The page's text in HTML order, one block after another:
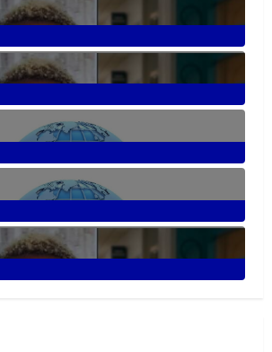
361Posts
287Posts
30Posts
33Posts